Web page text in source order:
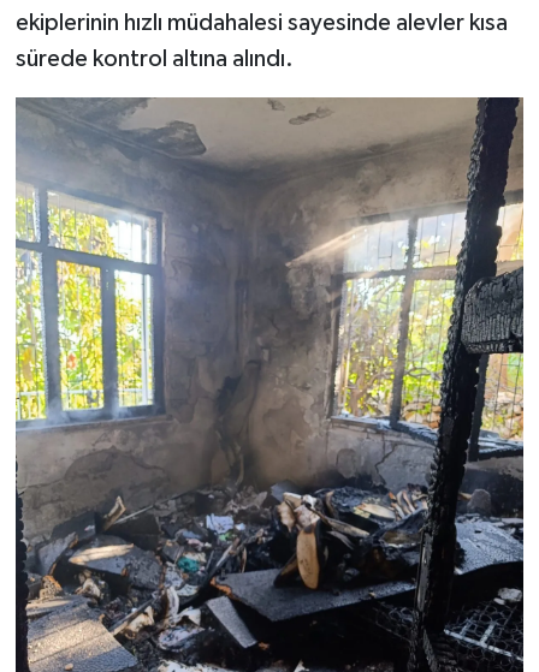
ekiplerinin hızlı müdahalesi sayesinde alevler kısa
sürede kontrol altına alındı.